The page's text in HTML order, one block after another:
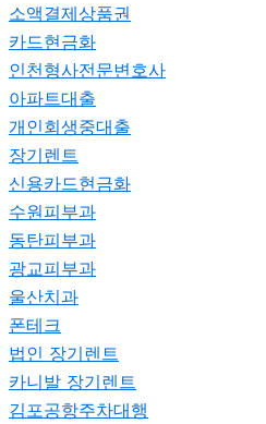
소액결제상품권
카드현금화
인천형사전문변호사
아파트대출
개인회생중대출
장기렌트
신용카드현금화
수원피부과
동탄피부과
광교피부과
울산치과
폰테크
법인 장기렌트
카니발 장기렌트
김포공항주차대행